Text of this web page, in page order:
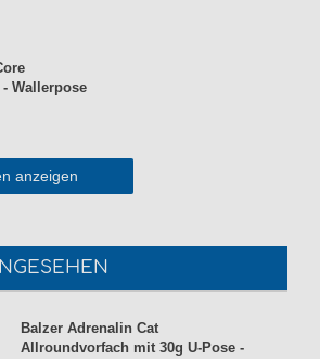
Wallerpose
anzeigen
Balzer Adrenalin Cat
Allroundvorfach mit 30g U-Pose -